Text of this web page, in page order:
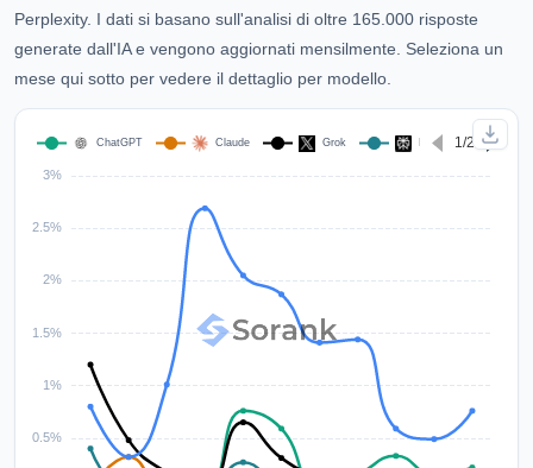
Perplexity. I dati si basano sull'analisi di oltre 165.000 risposte
generate dall'IA e vengono aggiornati mensilmente. Seleziona un
mese qui sotto per vedere il dettaglio per modello.